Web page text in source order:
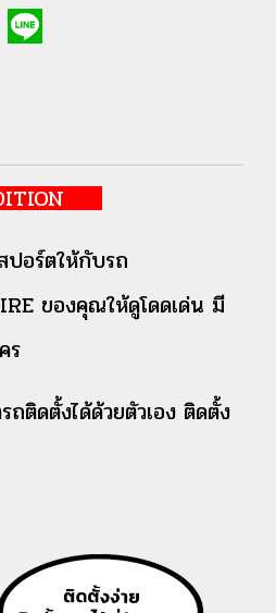
ปอร์ตให้กับรถ
ของคุณให้ดูโดดเด่น มี
ร
ถติดตั้งได้ด้วยตัวเอง ติดตั้ง